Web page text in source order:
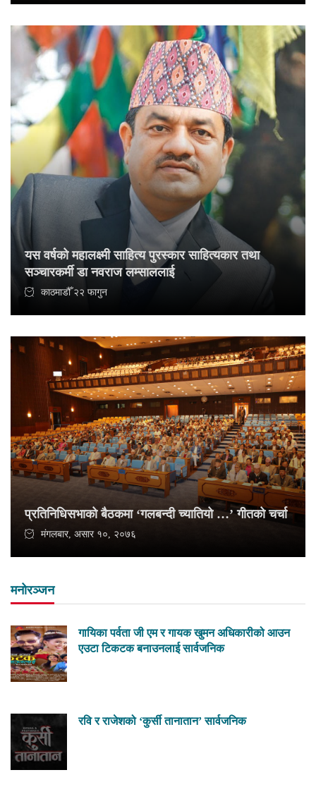
यस वर्षको महालक्ष्मी साहित्य पुरस्कार साहित्यकार तथा
सञ्चारकर्मी डा नवराज लम्साललाई
काठमाडौँ २२ फागुन
प्रतिनिधिसभाको बैठकमा ‘गलबन्दी च्यातियो …’ गीतको चर्चा
मंगलबार, असार १०, २०७६
मनोरञ्जन
गायिका पर्वता जी एम र गायक खुमन अधिकारीको आउन
एउटा टिकटक बनाउनलाई सार्वजनिक
रवि र राजेशको ‘कुर्सी तानातान’ सार्वजनिक